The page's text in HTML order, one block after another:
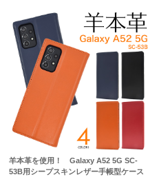
羊本革を使用！ Galaxy A52 5G SC-
53B用シープスキンレザー手帳型ケース